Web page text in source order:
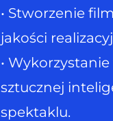
• Stworzenie
jakości
•
sztucznej
spektaklu.